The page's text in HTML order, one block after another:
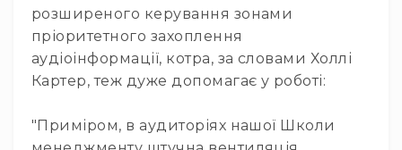
лебідки
Підйомники
Ферми
та
Елементи
сценічної
розширеного керування зонами
пріоритетного захоплення
аудіоінформації, котра, за словами Холлі
Картер, теж дуже допомагає у роботі:
"Приміром, в аудиторіях нашої Школи